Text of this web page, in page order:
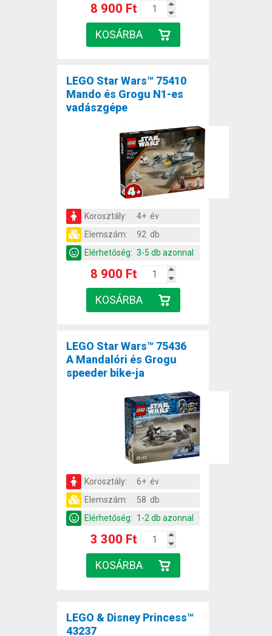
8 900 Ft
LEGO Star Wars™ 75410
Mando és Grogu N1-es
vadászgépe
Korosztály:
4+ év
Elemszám:
92 db
Elérhetőség: 3-5 db azonnal
8 900 Ft
LEGO Star Wars™ 75436
A Mandalóri és Grogu
speeder bike-ja
Korosztály:
6+ év
Elemszám:
58 db
Elérhetőség: 1-2 db azonnal
3 300 Ft
LEGO & Disney Princess™
43237